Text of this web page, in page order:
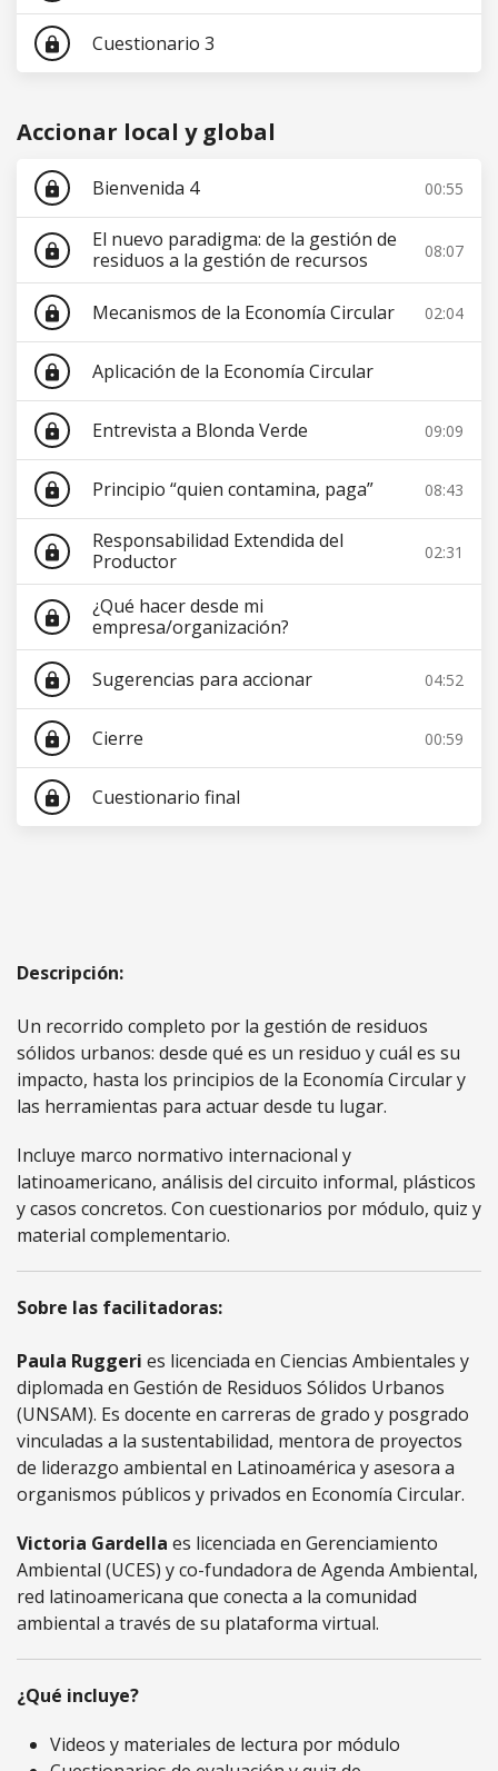
lock Cuestionario 3
Accionar local y global
lock Bienvenida 4 00:55
lock
El nuevo paradigma: de la gestión de
residuos a la gestión de recursos
08:07
lock Mecanismos de la Economía Circular 02:04
lock Aplicación de la Economía Circular
lock Entrevista a Blonda Verde 09:09
lock Principio “quien contamina, paga” 08:43
lock
Responsabilidad Extendida del
Productor
02:31
lock
¿Qué hacer desde mi
empresa/organización?
lock Sugerencias para accionar 04:52
lock Cierre 00:59
lock Cuestionario final
Descripción:
Un recorrido completo por la gestión de residuos
sólidos urbanos: desde qué es un residuo y cuál es su
impacto, hasta los principios de la Economía Circular y
las herramientas para actuar desde tu lugar.
Incluye marco normativo internacional y
latinoamericano, análisis del circuito informal, plásticos
y casos concretos. Con cuestionarios por módulo, quiz y
material complementario.
Sobre las facilitadoras:
Paula Ruggeri es licenciada en Ciencias Ambientales y
diplomada en Gestión de Residuos Sólidos Urbanos
(UNSAM). Es docente en carreras de grado y posgrado
vinculadas a la sustentabilidad, mentora de proyectos
de liderazgo ambiental en Latinoamérica y asesora a
organismos públicos y privados en Economía Circular.
Victoria Gardella es licenciada en Gerenciamiento
Ambiental (UCES) y co-fundadora de Agenda Ambiental,
red latinoamericana que conecta a la comunidad
ambiental a través de su plataforma virtual.
¿Qué incluye?
Videos y materiales de lectura por módulo